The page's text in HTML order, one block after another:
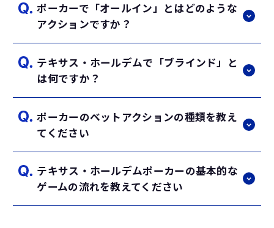
フォーカード（フォー・オブ・ア・カインド
／クアッズ）
フルハウス
フラッシュ
ストレート
ツーペア
ワンペア
ハイカード
｢ポーカーの役の強さ｣の記事を読む
ポーカーで勝つためには、確率を考慮して自
トパターンや行動を観察し、自分の戦略を柔
軟に調整することで勝利に近づけます。
｢ポジション｣の記事を読む
｢スターティングハンド｣の記事を読む
ポーカーで「オールイン」とはどのような
アクションですか？
「オールイン」とは、自分の手持ちのチップ
できない場合でも、オールインを宣言するこ
とでゲームを続行できます。
｢オールイン｣の記事を読む
テキサス・ホールデムで「ブラインド」と
は何ですか？
「ブラインド」とは、ゲーム開始時に強制的
り、ディーラーボタンの左隣から順に配置さ
れます。スモールブラインドは最低ベット額
の半分、ビッグブラインドは最低ベット額全
ポーカーのベットアクションの種類を教え
てください
ポーカーのベットアクションは以下の通りで
テキサス・ホールデムポーカーの基本的な
ゲームの流れを教えてください